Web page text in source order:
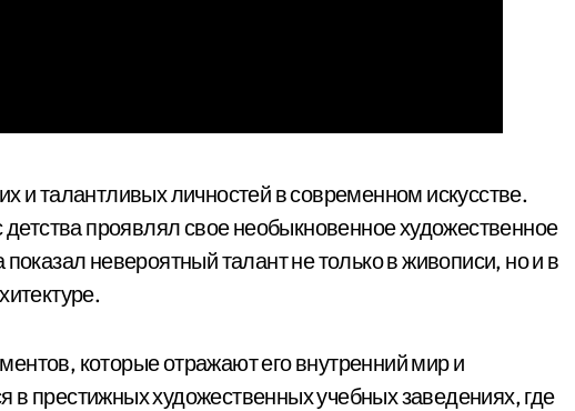
и талантливых личностей в современном искусстве.
проявлял свое необыкновенное художественное
невероятный талант не только в живописи, но и в
которые отражают его внутренний мир и
в престижных художественных учебных заведениях, где